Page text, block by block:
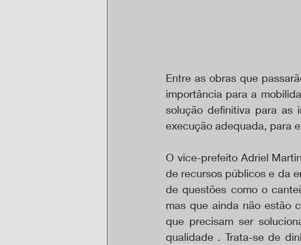
Entre as obras que
importância para a
solução definitiva para as
execução adequada, para
O vice-prefeito Adriel
de recursos públicos e da
de questões como o
mas que ainda não estão
que precisam ser
qualidade . Trata-se de